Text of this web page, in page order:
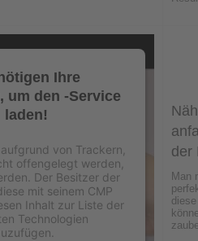
Ihre
um den -Service
laden!
von Trackern,
offengelegt werden,
Der Besitzer der
mit seinem CMP
Inhalt zur Liste der
Technologien
der
Man